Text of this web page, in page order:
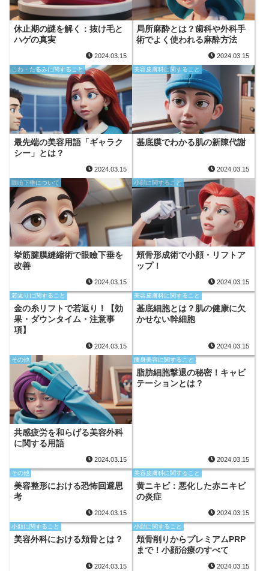
休止期の謎を解く：抜け毛と
ハゲの真実
2024.03.15
局所麻酔とは？歯科や外科手
術でよく使われる麻酔方法
2024.03.15
しわ・たるみに関すること
最先端の美容用語「ギャラク
シー」とは？
2024.03.15
美容皮膚科に関すること
基底膜でわかる肌の新陳代謝
2024.03.15
眼瞼下垂について
挙筋腱膜縫縮術で眼瞼下垂を
改善
2024.03.15
小顔に関すること
頬骨形成術で小顔・リフトア
ップ！
2024.03.15
若返りに関すること
金の糸リフトで若返り！【効
果・ダウンタイム・注意事
項】
2024.03.15
美容皮膚科に関すること
基底細胞とは？肌の健康に欠
かせない幹細胞
2024.03.15
その他
共感疲労を和らげる美容外科
に関する用語
2024.03.15
痩身美容に関すること
脂肪細胞撃退の秘密！キャビ
テーションとは？
2024.03.15
その他
美容整形における恐怖回避思
考
2024.03.15
美容皮膚科に関すること
黄ニキビ：悪化した赤ニキビ
の炎症
2024.03.15
小顔に関すること
美容外科における頬骨とは？
2024.03.15
小顔に関すること
頬骨削りからプレミアムPRP
まで！小顔治療のすべて
2024.03.15